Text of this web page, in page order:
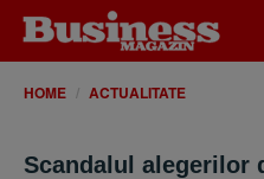
HOME ACTUALITATE
Scandalul alegerilor